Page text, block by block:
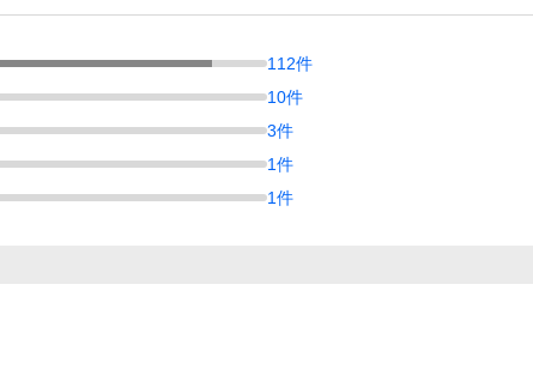
112件
10件
3件
1件
1件